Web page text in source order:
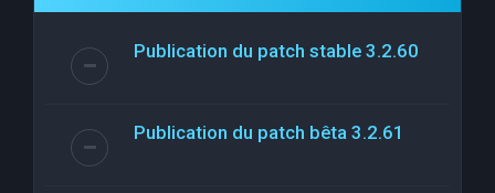
Publication du patch stable 3.2.60
Publication du patch bêta 3.2.61